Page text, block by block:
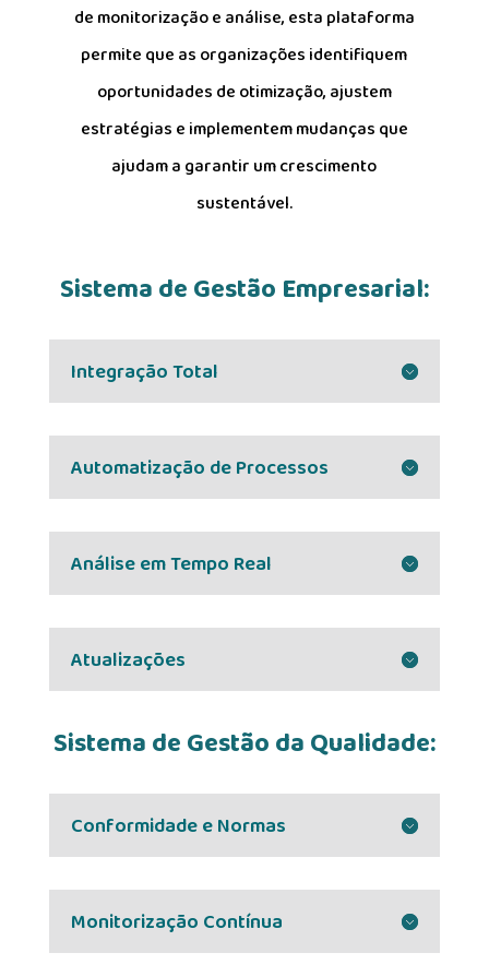
de monitorização e análise, esta plataforma
permite que as organizações identifiquem
oportunidades de otimização, ajustem
estratégias e implementem mudanças que
ajudam a garantir um crescimento
sustentável.
Sistema de Gestão Empresarial:
Integração Total
Automatização de Processos
Análise em Tempo Real
Atualizações
Sistema de Gestão da Qualidade:
Conformidade e Normas
Monitorização Contínua